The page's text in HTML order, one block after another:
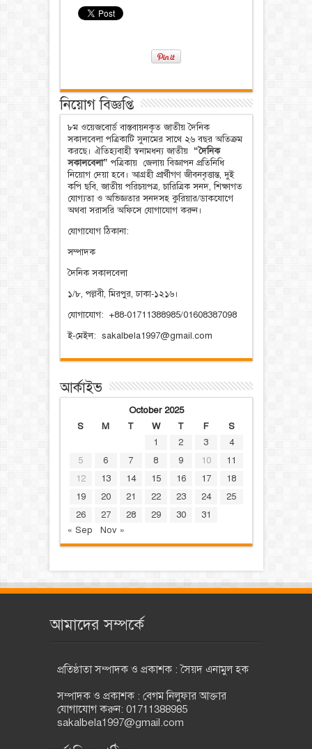
নিয়োগ বিজ্ঞপ্তি
৮ম ওয়েজবোর্ড বাস্তবায়নকৃত জাতীয় দৈনিক
সকালবেলা পত্রিকাটি সুনামের সাথে ২৬ বছর অতিক্রম
করছে। ঐতিহ্যবাহী স্বনামধন্য জাতীয় “দৈনিক
সকালবেলা” পত্রিকায় জেলায় বিজ্ঞাপন প্রতিনিধি
নিয়োগ দেয়া হবে। আগ্রহী প্রার্থীগণ জীবনবৃত্তান্ত, দুই
কপি ছবি, জাতীয় পরিচয়পত্র, চারিত্রিক সনদ, শিক্ষাগত
যোগ্যতা ও অভিজ্ঞতার সনদসহ কুরিয়ার/ডাকযোগে
অথবা সরাসরি অফিসে যোগাযোগ করুন।
যোগাযোগ ঠিকানা:
সম্পাদক
দৈনিক সকালবেলা
১/৮, পল্লবী, মিরপুর, ঢাকা-১২১৬।
যোগাযোগ: +88-01711388985/01608387098
ই-মেইল: sakalbela1997@gmail.com
আর্কাইভ
October 2025
S
M T W T F
S
1
2 3
4
5
6 7 8 9 10
11
12
13 14 15 16 17
18
19
20 21 22 23 24
25
26
27 28 29 30
31
« Sep
Nov »
আমাদের সম্পর্কে
প্রতিষ্ঠাতা সম্পাদক ও প্রকাশক : সৈয়দ এনামুল হক
সম্পাদক ও প্রকাশক : বেগম নিলুফার আক্তার
যোগাযোগ করুন: 01711388985
sakalbela1997@gmail.com